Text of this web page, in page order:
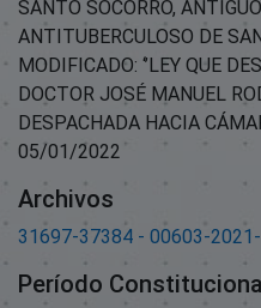
SANTO SOCORRO,
ANTITUBERCULOSO DE
MODIFICADO: ‘’LEY QUE
DOCTOR JOSÉ MANUEL
DESPACHADA HACIA
05/01/2022
Archivos
31697-37384 - 00603-
Período